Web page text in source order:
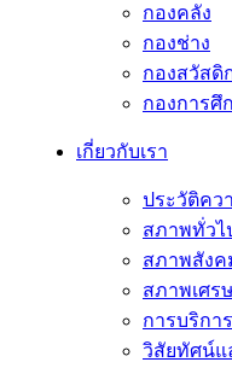
กองคลัง
กองช่าง
กองสวัสดิ
กองการศึ
เกี่ยวกับเรา
ประวัติคว
สภาพทั่วไ
สภาพสังค
สภาพเศร
การบริกา
วิสัยทัศน์แ